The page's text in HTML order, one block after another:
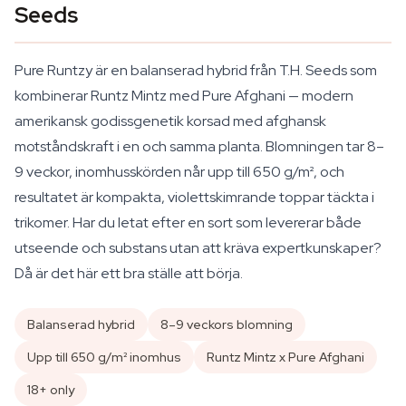
Seeds
Pure Runtzy är en balanserad hybrid från T.H. Seeds som
kombinerar Runtz Mintz med Pure Afghani — modern
amerikansk godissgenetik korsad med afghansk
motståndskraft i en och samma planta. Blomningen tar 8–
9 veckor, inomhusskörden når upp till 650 g/m², och
resultatet är kompakta, violettskimrande toppar täckta i
trikomer. Har du letat efter en sort som levererar både
utseende och substans utan att kräva expertkunskaper?
Då är det här ett bra ställe att börja.
Balanserad hybrid
8–9 veckors blomning
Upp till 650 g/m² inomhus
Runtz Mintz x Pure Afghani
18+ only